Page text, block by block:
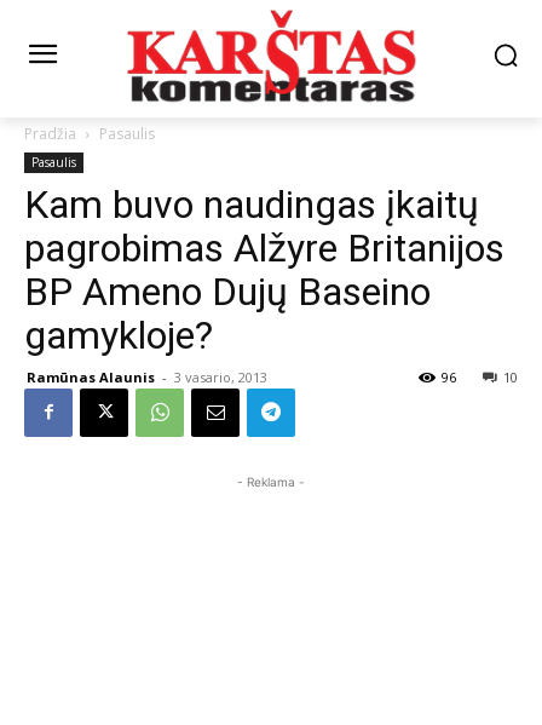
Pradžia Pasaulis
Pasaulis
Kam buvo naudingas įkaitų
pagrobimas Alžyre Britanijos
BP Ameno Dujų Baseino
gamykloje?
Ramūnas Alaunis - 3 vasario, 2013 10
96
- Reklama -